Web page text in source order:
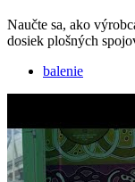
Naučte sa, ako
dosiek plošných
balenie